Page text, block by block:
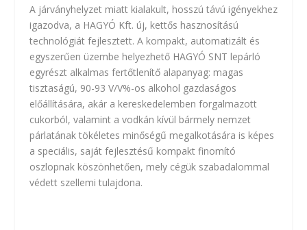
A járványhelyzet miatt kialakult, hosszú távú igényekhez
igazodva, a HAGYÓ Kft. új, kettős hasznosítású
technológiát fejlesztett. A kompakt, automatizált és
egyszerűen üzembe helyezhető HAGYÓ SNT lepárló
egyrészt alkalmas fertőtlenítő alapanyag: magas
tisztaságú, 90-93 V/V%-os alkohol gazdaságos
előállítására, akár a kereskedelemben forgalmazott
cukorból, valamint a vodkán kívül bármely nemzet
párlatának tökéletes minőségű megalkotására is képes
a speciális, saját fejlesztésű kompakt finomító
oszlopnak köszönhetően, mely cégük szabadalommal
védett szellemi tulajdona.